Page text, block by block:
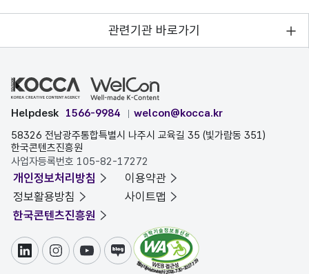
관련기관 바로가기
Helpdesk 1566-9984
welcon@kocca.kr
58326 전남광주통합특별시 나주시 교육길 35 (빛가람동 351)
한국콘텐츠진흥원
사업자등록번호 105-82-17272
개인정보처리방침
이용약관
정보활용방침
사이트맵
한국콘텐츠진흥원
링크드인인스타그램
유튜브블로그